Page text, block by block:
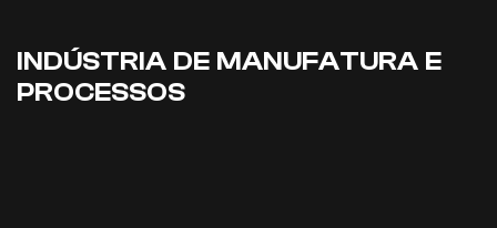
INDÚSTRIA DE MANUFATURA E
PROCESSOS